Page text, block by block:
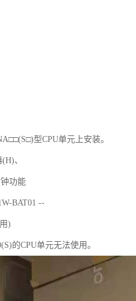
型CPU单元上安装。
、
功能
BAT01 --
)
的CPU单元无法使用。